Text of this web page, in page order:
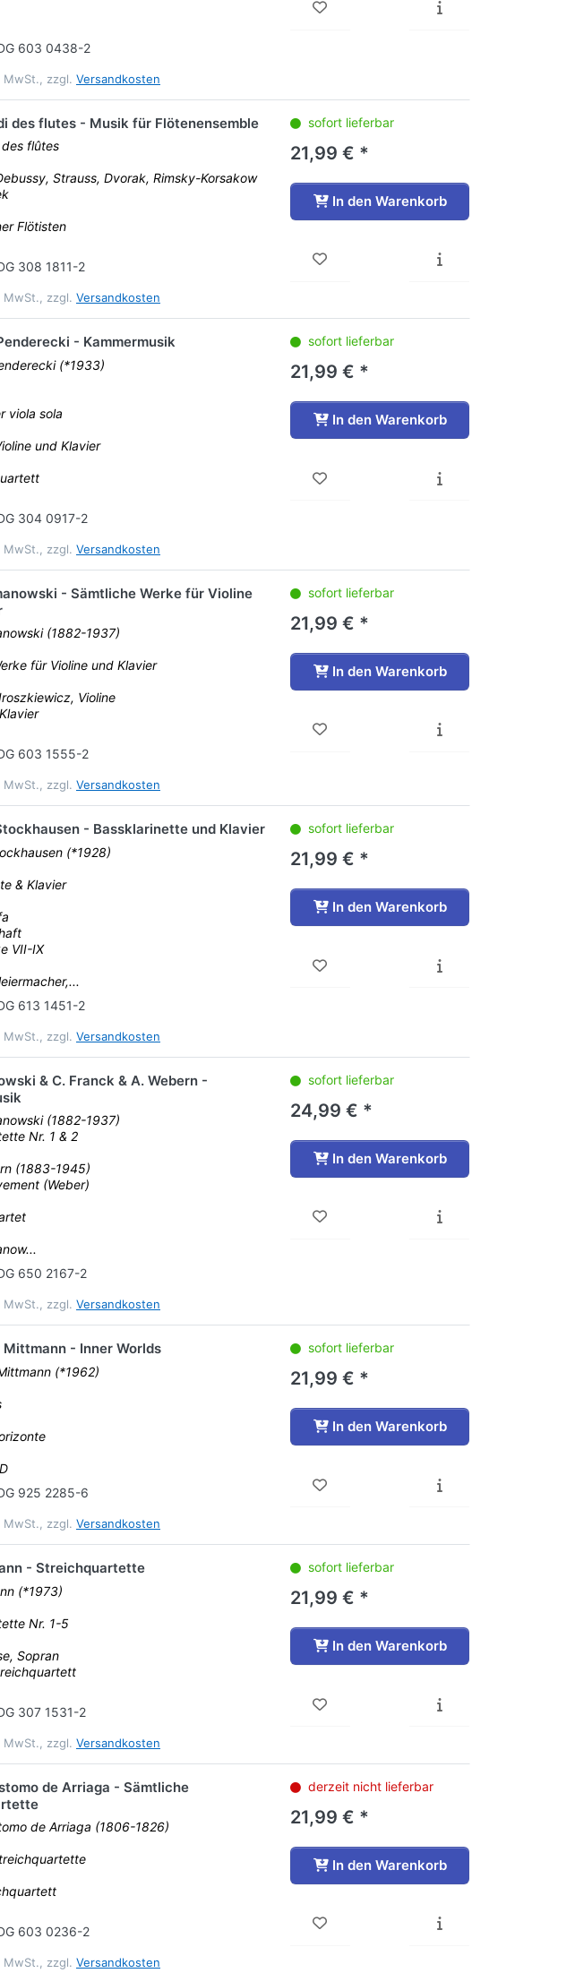
603 0438-2
MwSt., zzgl. Versandkosten
des flutes - Musik für Flötenensemble
des flûtes
Strauss, Dvorak, Rimsky-Korsakow
Flötisten
308 1811-2
MwSt., zzgl. Versandkosten
sofort lieferbar
21,99 € *
In den Warenkorb
- Kammermusik
(*1933)
viola sola
und Klavier
304 0917-2
MwSt., zzgl. Versandkosten
sofort lieferbar
21,99 € *
In den Warenkorb
- Sämtliche Werke für Violine
(1882-1937)
für Violine und Klavier
Violine
603 1555-2
MwSt., zzgl. Versandkosten
sofort lieferbar
21,99 € *
In den Warenkorb
- Bassklarinette und Klavier
(*1928)
& Klavier
VII-IX
613 1451-2
MwSt., zzgl. Versandkosten
sofort lieferbar
21,99 € *
In den Warenkorb
& C. Franck & A. Webern -
(1882-1937)
Nr. 1 & 2
(1883-1945)
(Weber)
650 2167-2
MwSt., zzgl. Versandkosten
sofort lieferbar
24,99 € *
In den Warenkorb
- Inner Worlds
(*1962)
925 2285-6
MwSt., zzgl. Versandkosten
sofort lieferbar
21,99 € *
In den Warenkorb
- Streichquartette
(*1973)
Nr. 1-5
Sopran
307 1531-2
MwSt., zzgl. Versandkosten
sofort lieferbar
21,99 € *
In den Warenkorb
de Arriaga - Sämtliche
de Arriaga (1806-1826)
603 0236-2
MwSt., zzgl. Versandkosten
derzeit nicht lieferbar
21,99 € *
In den Warenkorb